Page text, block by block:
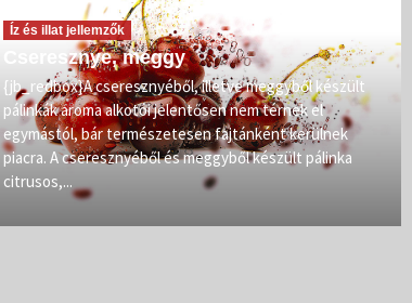
Íz és illat jellemzők
Cseresznye, meggy
{jb_redbox}A cseresznyéből, illetve meggyből készült
pálinkák aroma alkotói jelentősen nem térnek el
egymástól, bár természetesen fajtánként kerülnek
piacra. A cseresznyéből és meggyből készült pálinka
citrusos,...